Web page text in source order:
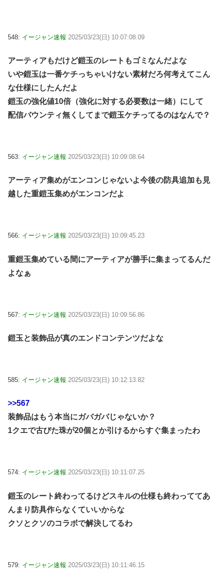
548: イージャン速報 2025/03/23(日) 10:07:08.09
アーティアもだけど鎧玉のレートもゴミなんだよな
いや鎧玉は一番ケチっちゃいけない素材だろ何考えてこん
な仕様にしたんだよ
鎧玉の強化値10倍（強化に対する必要数は一緒）にして
配信バウンティ無くしてまで鎧玉ケチってるのはなんで？
563: イージャン速報 2025/03/23(日) 10:09:08.64
アーティア集めがエンコンじゃないよ今後の防具追加も見
越した重鎧玉集めがエンコンだよ
566: イージャン速報 2025/03/23(日) 10:09:45.23
重鎧玉集めている間にアーティアが勝手に集まってるんだ
よなぁ
567: イージャン速報 2025/03/23(日) 10:09:56.86
鎧玉と装飾品が真のエンドコンテンツだよな
585: イージャン速報 2025/03/23(日) 10:12:13.82
>>567
装飾品はもう本当にガバガバじゃないか？
1クエで古びた珠が20個とか引けるからすぐ集まったわ
574: イージャン速報 2025/03/23(日) 10:11:07.25
鎧玉のレート終わってるけどスキルの仕様も終わっててあ
んまり防具作らなくていいからな
クソとクソのコラボで解決してるわ
579: イージャン速報 2025/03/23(日) 10:11:46.15